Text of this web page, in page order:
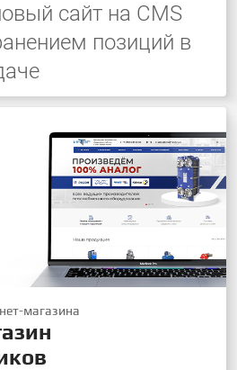
сайт на CMS
позиций в
магазина